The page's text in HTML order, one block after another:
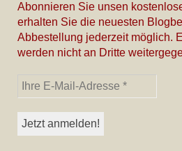
Abonnieren Sie unsen
erhalten Sie die neuesten
Abbestellung jederzeit möglich.
werden nicht an Dritte